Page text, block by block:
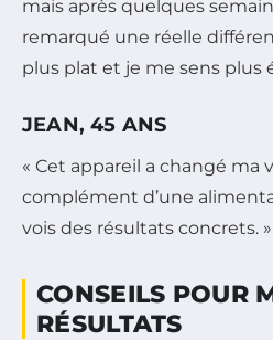
mais après quelques
remarqué une réelle
plus plat et je me sens plus
JEAN, 45 ANS
« Cet appareil a changé ma
complément d’une
vois des résultats concrets. »
CONSEILS POUR
RÉSULTATS